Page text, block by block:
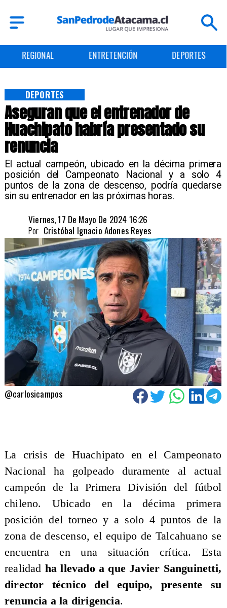
ENTRETENCIÓN DEPORTES CULTURA
Aseguran que el entrenador de
Huachipato habría presentado su
renuncia
El actual campeón, ubicado en la décima primera
posición del Campeonato Nacional y a solo 4
puntos de la zona de descenso, podría quedarse
sin su entrenador en las próximas horas. ​
DEPORTES
Viernes, 17 De Mayo De 2024 16:26
Cristóbal Ignacio Adones Reyes
Por
@carlosicampos
La crisis de Huachipato en el Campeonato
Nacional ha golpeado duramente al actual
campeón de la Primera División del fútbol
chileno. Ubicado en la décima primera
posición del torneo y a solo 4 puntos de la
zona de descenso, el equipo de Talcahuano se
encuentra en una situación crítica. Esta
realidad ha llevado a que Javier Sanguinetti,
director técnico del equipo, presente su
renuncia a la dirigencia.